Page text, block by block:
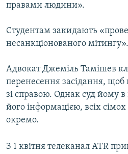
правами людини».
Студентам закидають
несанкціонованого мітингу».
Адвокат Джеміль Тамішев
перенесення засідання,
зі справою. Однак суд йому
його інформацією, всіх
окремо.
З 1 квітня телеканал ATR